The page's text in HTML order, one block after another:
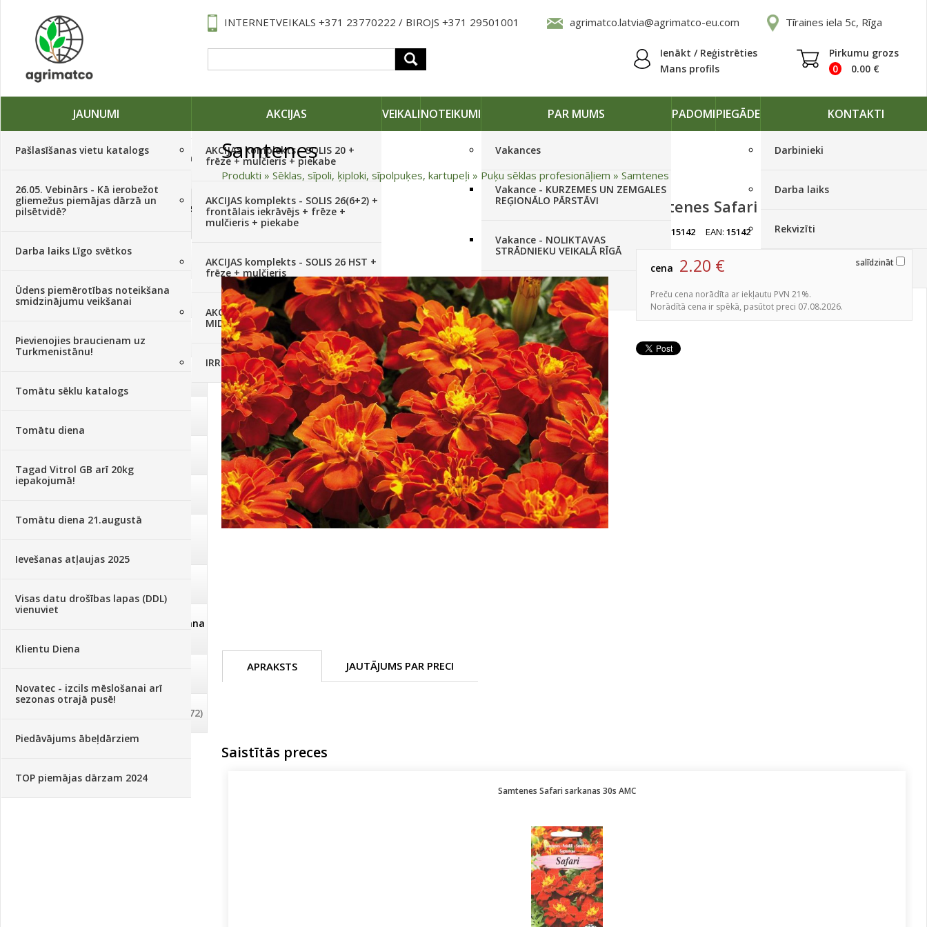
INTERNETVEIKALS +371 23770222 / BIROJS +371 29501001 agrimatco.latvia@agrimatco-eu.com Tīraines iela 5c, Rīga
Ienākt / Reģistrēties
Mans profils
Pirkumu grozs
0
0.00 €
JAUNUMI
Pašlasīšanas vietu katalogs
26.05. Vebinārs - Kā ierobežot
gliemežus piemājas dārzā un
pilsētvidē?
Darba laiks Līgo svētkos
Ūdens piemērotības noteikšana
smidzinājumu veikšanai
Pievienojies braucienam uz
Turkmenistānu!
Tomātu sēklu katalogs
Tomātu diena
Tagad Vitrol GB arī 20kg
iepakojumā!
Tomātu diena 21.augustā
Ievešanas atļaujas 2025
Visas datu drošības lapas (DDL)
vienuviet
Klientu Diena
Novatec - izcils mēslošanai arī
sezonas otrajā pusē!
Piedāvājums ābeļdārziem
TOP piemājas dārzam 2024
AKCIJAS
AKCIJAS komplekts - SOLIS 20 +
frēze + mulčieris + piekabe
AKCIJAS komplekts - SOLIS 26(6+2) +
frontālais iekrāvējs + frēze +
mulčieris + piekabe
AKCIJAS komplekts - SOLIS 26 HST +
frēze + mulčieris
AKCIJAS komplekts - SOLIS 26 HST +
MID MOWER + piekabe
IRRITEC Pilienlaistīšanas komplekti
VEIKALINOTEIKUMI PAR MUMS
Vakances
Vakance - KURZEMES UN ZEMGALES
REĢIONĀLO PĀRSTĀVI
Vakance - NOLIKTAVAS
STRĀDNIEKU VEIKALĀ RĪGĀ
Pieteikties jaunumiem
PADOMIPIEGĀDE KONTAKTI
Darbinieki
Darba laiks
Rekvizīti
Traktori, tehnika, rezerves daļas,
Sēklas, sīpoli, ķiploki, sīpolpuķes,
kartupeļi
Augu aizsardzība(366)
Mēslojumi(495)
Augsne, kūdra, mulča
Dezinfekcija, tīrīšana, mazgāšana
(72)
Samtenes
Produkti » Sēklas, sīpoli, ķiploki, sīpolpuķes, kartupeļi » Puķu sēklas profesionāļiem » Samtenes
Samtenes Safari Bolero 250s
artikuls:15142 EAN:15142
salīdzināt
cena 2.20 €
Preču cena norādīta ar iekļautu PVN 21%.
Norādītā cena ir spēkā, pasūtot preci 07.08.2026.
APRAKSTS JAUTĀJUMS PAR PRECI
Saistītās preces
Samtenes Safari sarkanas 30s AMC